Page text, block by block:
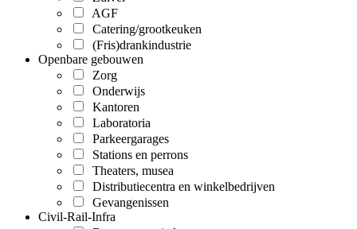
AGF
Catering/grootkeuken
(Fris)drankindustrie
Openbare gebouwen
Zorg
Onderwijs
Kantoren
Laboratoria
Parkeergarages
Stations en perrons
Theaters, musea
Distributiecentra en winkelbedrijven
Gevangenissen
Civil-Rail-Infra